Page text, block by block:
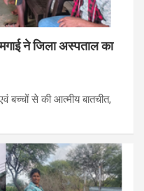
ने जिला अस्पताल का
बच्चों से की आत्मीय बातचीत,